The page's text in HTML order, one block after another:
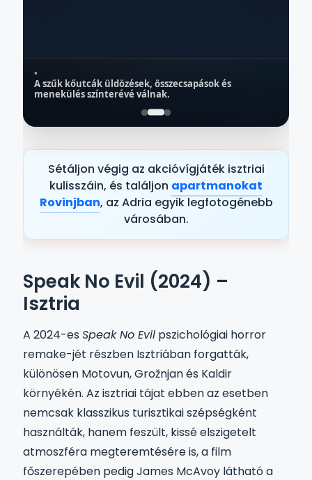
ISTRA
•
A szűk kőutcák üldözések, összecsapások és
menekülés színterévé válnak.
Sétáljon végig az akcióvígjáték isztriai
kulisszáin, és találjon apartmanokat
Rovinjban, az Adria egyik legfotogénebb
városában.
Speak No Evil (2024) –
Isztria
A 2024-es Speak No Evil pszichológiai horror
remake-jét részben Isztriában forgatták,
különösen Motovun, Grožnjan és Kaldir
környékén. Az isztriai tájat ebben az esetben
nemcsak klasszikus turisztikai szépségként
használták, hanem feszült, kissé elszigetelt
atmoszféra megteremtésére is, a film
főszerepében pedig James McAvoy látható a